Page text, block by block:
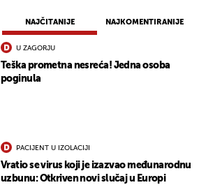
NAJČITANIJE NAJKOMENTIRANIJE
U ZAGORJU
Teška prometna nesreća! Jedna osoba
poginula
PACIJENT U IZOLACIJI
Vratio se virus koji je izazvao međunarodnu
uzbunu: Otkriven novi slučaj u Europi